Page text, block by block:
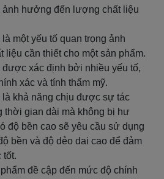
hưởng đến lượng chất liệu
một yếu tố quan trọng ảnh
cần thiết cho một sản phẩm.
xác định bởi nhiều yếu tố,
xác và tính thẩm mỹ.
khả năng chịu được sự tác
thời gian dài mà không bị hư
độ bền cao sẽ yêu cầu sử dụng
bền và độ dẻo dai cao để đảm
tốt.
đề cập đến mức độ chính